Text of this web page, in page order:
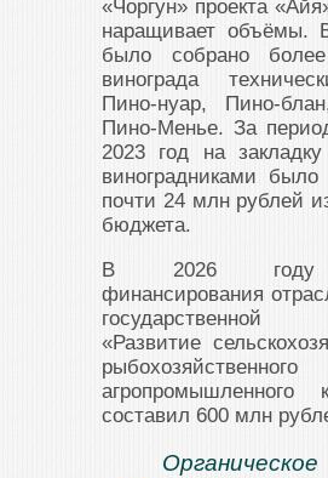
«Чоргун» проекта
наращивает объёмы.
было собрано
винограда
Пино-нуар, Пино-
Пино-Менье. За
2023 год на
виноградниками было
почти 24 млн рублей
бюджета.
В 2026 году
финансирования
государственной
«Развитие
агропромышленного
составил 600 млн
Органическое